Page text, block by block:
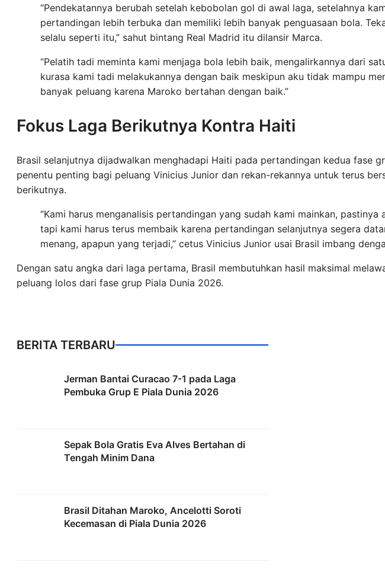
“Pendekatannya berubah setelah kebobolan gol di awal laga, setelahnya
pertandingan lebih terbuka dan memiliki lebih banyak penguasaan bola.
selalu seperti itu,” sahut bintang Real Madrid itu dilansir Marca.
“Pelatih tadi meminta kami menjaga bola lebih baik, mengalirkannya dari
kurasa kami tadi melakukannya dengan baik meskipun aku tidak mampu
banyak peluang karena Maroko bertahan dengan baik.”
Fokus Laga Berikutnya Kontra Haiti
Brasil selanjutnya dijadwalkan menghadapi Haiti pada pertandingan kedua fase
penentu penting bagi peluang Vinicius Junior dan rekan-rekannya untuk terus
berikutnya.
“Kami harus menganalisis pertandingan yang sudah kami mainkan, pastinya
tapi kami harus terus membaik karena pertandingan selanjutnya segera
menang, apapun yang terjadi,” cetus Vinicius Junior usai Brasil imbang
Dengan satu angka dari laga pertama, Brasil membutuhkan hasil maksimal
peluang lolos dari fase grup Piala Dunia 2026.
BERITA TERBARU
Jerman Bantai Curacao 7-1 pada Laga
Pembuka Grup E Piala Dunia 2026
Sepak Bola Gratis Eva Alves Bertahan di
Tengah Minim Dana
Brasil Ditahan Maroko, Ancelotti Soroti
Kecemasan di Piala Dunia 2026